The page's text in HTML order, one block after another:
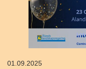
01.09.2025